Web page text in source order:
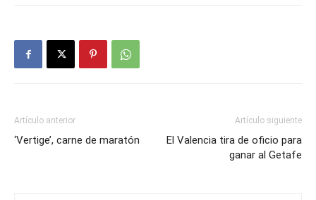
Artículo anterior
‘Vertige’, carne de maratón
Artículo siguiente
El Valencia tira de oficio para
ganar al Getafe